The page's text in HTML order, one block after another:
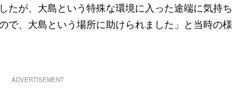
たが、大島という特殊な環境に入った途端に気持ち
で、大島という場所に助けられました」と当時の様
ADVERTISEMENT